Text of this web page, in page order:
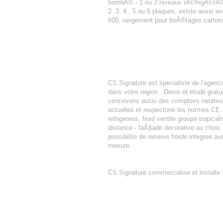
bombÃ© - 1 ou 2 niveaux
2 ,3, 4 , 5 ou 6 plaques, existe aussi
600, rangement pour boÃ®tages
CS Signature est specialiste de
dans votre region . Devis et etude
concevons aussi des comptoirs
actuelles et respectons les normes
refrigerees, froid ventile groupe
distance - faÃ§ade decorative au
possibilite de reserve froide integree
mesure
CS Signature commercialise et